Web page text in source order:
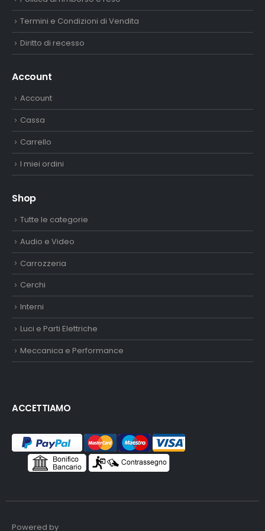
Termini e Condizioni di Vendita
Diritto di recesso
Account
Account
Cassa
Carrello
I miei ordini
Shop
Tutte le categorie
Audio e Video
Carrozzeria
Cerchi
Interni
Luci e Parti Elettriche
Meccanica e Performance
ACCETTIAMO
Powered by